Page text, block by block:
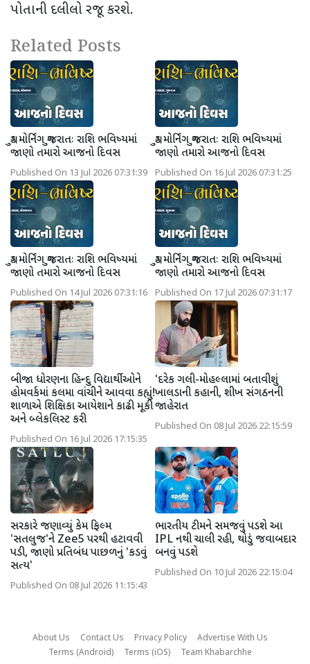
પોતાની દલીલો રજૂ કરશે.
Related Posts
ગુડ મોર્નિંગ ગુજરાતઃ રાશિ ભવિષ્યમાં
જાણો તમારો આજનો દિવસ
Published On 13 Jul 2026 07:31:39
ગુડ મોર્નિંગ ગુજરાતઃ રાશિ ભવિષ્યમાં
જાણો તમારો આજનો દિવસ
Published On 16 Jul 2026 07:31:25
ગુડ મોર્નિંગ ગુજરાતઃ રાશિ ભવિષ્યમાં
જાણો તમારો આજનો દિવસ
Published On 14 Jul 2026 07:31:16
ગુડ મોર્નિંગ ગુજરાતઃ રાશિ ભવિષ્યમાં
જાણો તમારો આજનો દિવસ
Published On 17 Jul 2026 07:31:17
બીજા ધોરણના હિન્દુ વિદ્યાર્થીઓને
હોમવર્કમાં કલમા વાંચીને આવવા કહ્યું!
શાળાએ શિક્ષિકા આયેશાને કાઢી મૂકી
અને બ્લેકલિસ્ટ કરી
Published On 16 Jul 2026 17:15:35
'દરેક ગલી-મોહલ્લામાં બતાવીશું
ખાલડાની કહાની, શીખ સંગઠનની
જાહેરાત
Published On 08 Jul 2026 22:15:59
સરકારે જણાવ્યું કેમ ફિલ્મ
'સતલુજ'ને Zee5 પરથી હટાવવી
પડી, જાણો પ્રતિબંધ પાછળનું 'કડવું
સત્ય'
Published On 08 Jul 2026 11:15:43
ભારતીય ટીમને સમજવું પડશે આ
IPL નથી ચાલી રહી, થોડું જવાબદાર
બનવું પડશે
Published On 10 Jul 2026 22:15:04
About Us Contact Us Privacy Policy
Advertise With Us
Terms (Android)
Terms (iOS) Team Khabarchhe